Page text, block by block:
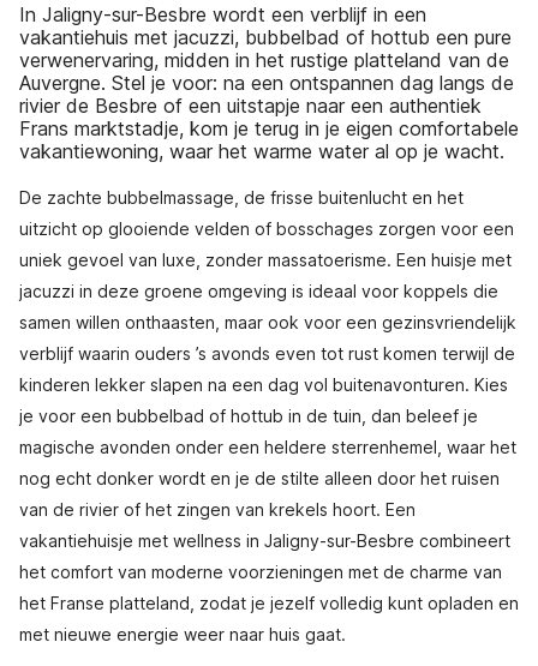
In Jaligny-sur-Besbre wordt een verblijf in een
vakantiehuis met jacuzzi, bubbelbad of hottub een pure
verwenervaring, midden in het rustige platteland van de
Auvergne. Stel je voor: na een ontspannen dag langs de
rivier de Besbre of een uitstapje naar een authentiek
Frans marktstadje, kom je terug in je eigen comfortabele
vakantiewoning, waar het warme water al op je wacht.
De zachte bubbelmassage, de frisse buitenlucht en het
uitzicht op glooiende velden of bosschages zorgen voor een
uniek gevoel van luxe, zonder massatoerisme. Een huisje met
jacuzzi in deze groene omgeving is ideaal voor koppels die
samen willen onthaasten, maar ook voor een gezinsvriendelijk
verblijf waarin ouders ’s avonds even tot rust komen terwijl de
kinderen lekker slapen na een dag vol buitenavonturen. Kies
je voor een bubbelbad of hottub in de tuin, dan beleef je
magische avonden onder een heldere sterrenhemel, waar het
nog echt donker wordt en je de stilte alleen door het ruisen
van de rivier of het zingen van krekels hoort. Een
vakantiehuisje met wellness in Jaligny-sur-Besbre combineert
het comfort van moderne voorzieningen met de charme van
het Franse platteland, zodat je jezelf volledig kunt opladen en
met nieuwe energie weer naar huis gaat.